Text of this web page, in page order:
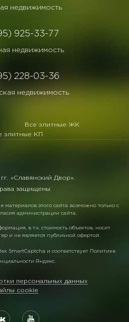
недвижимость
925-33-77
недвижимость
228-03-36
недвижимость
Все элитные ЖК
элитные КП
«Славянский Двор».
защищены
этого сайта возможно только с
администрации сайта.
в т.ч. стоимость объектов, носит
и не является публичной офертой.
SmartCaptcha и соответствует Политике
Яндекс.
персональных данных
cookie